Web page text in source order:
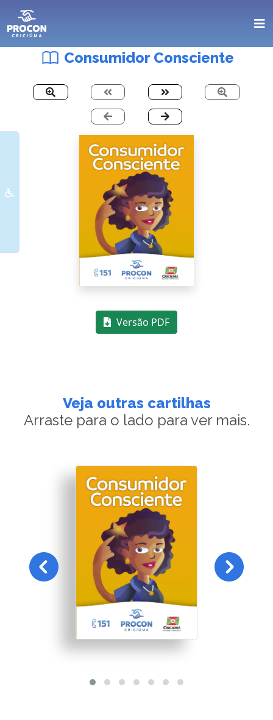
Consumidor Consciente
Versão PDF
Veja outras cartilhas
Arraste para o lado para ver mais.